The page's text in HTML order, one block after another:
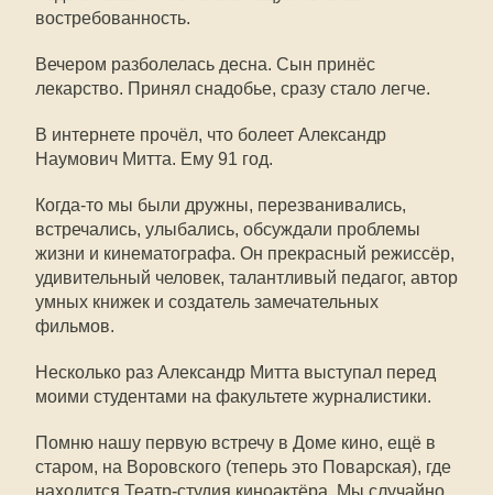
востребованность.
Вечером разболелась десна. Сын принёс
лекарство. Принял снадобье, сразу стало легче.
В интернете прочёл, что болеет Александр
Наумович Митта. Ему 91 год.
Когда-то мы были дружны, перезванивались,
встречались, улыбались, обсуждали проблемы
жизни и кинематографа. Он прекрасный режиссёр,
удивительный человек, талантливый педагог, автор
умных книжек и создатель замечательных
фильмов.
Несколько раз Александр Митта выступал перед
моими студентами на факультете журналистики.
Помню нашу первую встречу в Доме кино, ещё в
старом, на Воровского (теперь это Поварская), где
находится Театр-студия киноактёра. Мы случайно